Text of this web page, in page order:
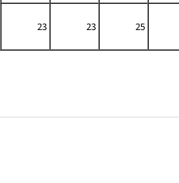
23 23 25